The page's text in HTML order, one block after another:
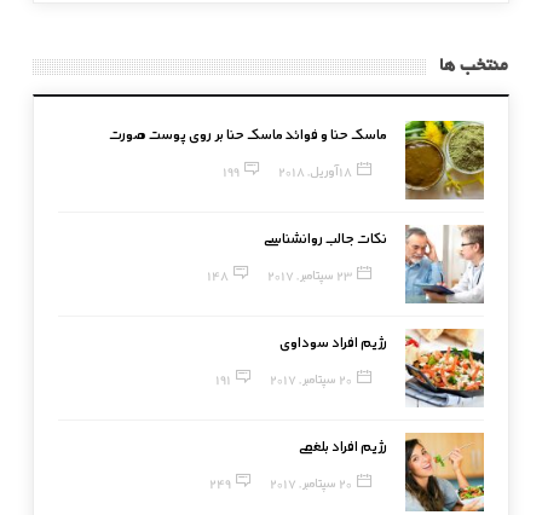
منتخب ها
ماسک حنا و فوائد ماسک حنا بر روی پوست صورت
18 آوریل, 2018 199
نکات جالب روانشناسی
23 سپتامبر, 2017 148
رژیم افراد سوداوی
20 سپتامبر, 2017 191
رژیم افراد بلغمی
20 سپتامبر, 2017 249